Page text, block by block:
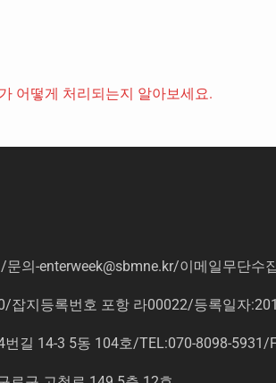
어떻게 처리되는지 알아보세요.
/문의-enterweek@sbmne.kr/이메일무단수
잡지등록번호 포항 라00022/등록일자
길 14-3 5동 104호/TEL:070-8098-5931/